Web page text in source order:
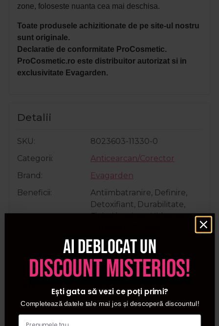
zone, foloseste nuanta cea mai deschisa.
Toate produsele achizitionate de pe site-ul nostru
sunt originale.
Declaratie de conformitate ProCosmetic.
ProCosmetic.ro este distribuitor autorizat si in
exclusivitate Evagarden.
Detalii
SKU
8023603-11330-0
Categorii
Anticearcan/Corector
Brand
Evagarden
Beneficii
Antiimbatranire, Definire,
Detoxifiant, Durabilitate,
Finisaj luminos, Hidratare,
Stralucire, Textura
cremoasa
Cantitate
10ml, 3.5ml, 5ml
Femei
Tip ten
Toate tipurile de ten
Ai deblocat un
discount misterios!
Ești gata să vezi ce poți primi?
Completează datele tale mai jos și descoperă discountul!